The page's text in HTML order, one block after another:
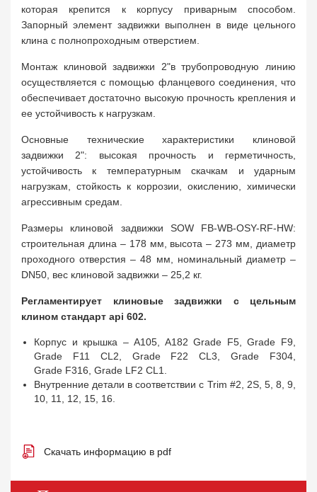
которая крепится к корпусу приварным способом.
Запорный элемент задвижки выполнен в виде цельного
клина с полнопроходным отверстием.
Монтаж клиновой задвижки 2"в трубопроводную линию
осуществляется с помощью фланцевого соединения, что
обеспечивает достаточно высокую прочность крепления и
ее устойчивость к нагрузкам.
Основные технические характеристики клиновой
задвижки 2": высокая прочность и герметичность,
устойчивость к температурным скачкам и ударным
нагрузкам, стойкость к коррозии, окислению, химически
агрессивным средам.
Размеры клиновой задвижки SOW FB-WB-OSY-RF-HW:
строительная длина – 178 мм, высота – 273 мм, диаметр
проходного отверстия – 48 мм, номинальный диаметр –
DN50, вес клиновой задвижки – 25,2 кг.
Регламентирует клиновые задвижки с цельным
клином стандарт api 602.
Корпус и крышка – A105, A182 Grade F5, Grade F9,
Grade F11 CL2, Grade F22 CL3, Grade F304,
Grade F316, Grade LF2 CL1.
Внутренние детали в соответствии с Trim #2, 2S, 5, 8, 9,
10, 11, 12, 15, 16.
Скачать информацию в pdf